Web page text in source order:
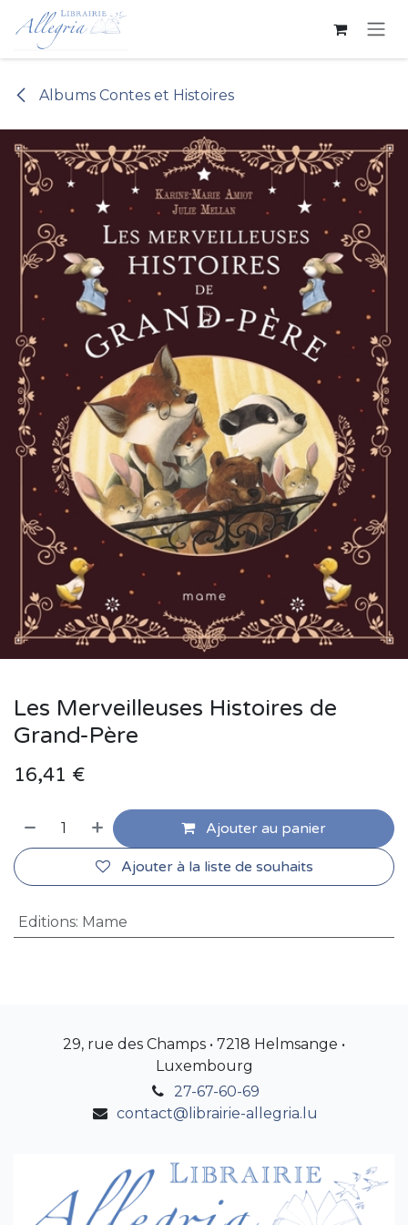
Se rendre au contenu
Albums Contes et Histoires
Les Merveilleuses Histoires de
Grand-Père
16,41 €
Ajouter au panier
Ajouter à la liste de souhaits
Editions: Mame
29, rue des Champs • 7218 Helmsange •
Luxembourg
27-67-60-69
contact@librairie-allegria.lu